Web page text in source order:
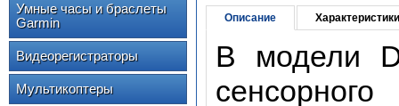
Умные часы и браслеты
Garmin
Видеорегистраторы
Мультикоптеры
Описание Характеристики
В модели